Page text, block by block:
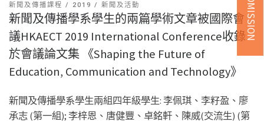
新聞及傳播課程 2019 新聞及活動
新聞及傳播學系學生的兩篇學術文章被國際會
議HKAECT 2019 International Conference收錄
於會議論文集 《Shaping the Future of
Education, Communication and Technology》
新聞及傳播學系學生兩組四年級學生: 李佩琪、李籽盈、廖
承志 (第一組); 李梓恩、唐健豐、卓銘軒、陳威(交流生) (第
ADMISSION